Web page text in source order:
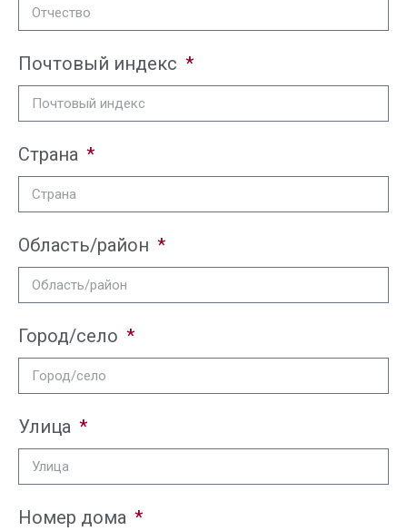
Почтовый индекс
Страна
Область/район
Город/село
Улица
Номер дома